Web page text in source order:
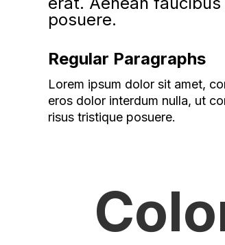
posuere.
Regular Paragraphs
Lorem ipsum dolor sit amet,
eros dolor interdum nulla, ut
risus tristique posuere.